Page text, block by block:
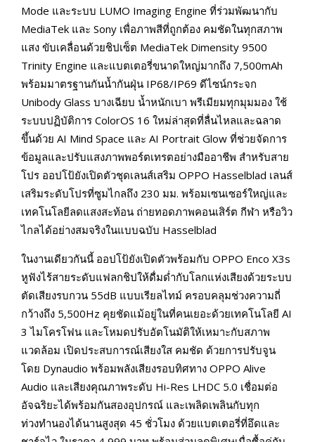
Mode และระบบ LUMO Imaging Engine ที่ร่วมพัฒนากับ
MediaTek และ Sony เพื่อภาพสีที่ถูกต้อง คมชัดในทุกสภาพ
แสง ขับเคลื่อนด้วยชิปเซ็ต MediaTek Dimensity 9500
Trinity Engine และแบตเตอรี่ขนาดใหญ่มากถึง 7,500mAh
พร้อมมาตรฐานกันน้ำกันฝุ่น IP68/IP69 ดีไซน์กระจก
Unibody Glass บางเฉียบ น้ำหนักเบา พรีเมียมทุกมุมมอง ใช้
ระบบปฏิบัติการ ColorOS 16 ใหม่ล่าสุดที่ลื่นไหลและฉลาด
ขึ้นด้วย AI Mind Space และ AI Portrait Glow ที่ช่วยจัดการ
ข้อมูลและปรับแสงภาพพอร์ตเทรตอย่างมืออาชีพ สำหรับสาย
โปร ออปโป้ยังเปิดตัวชุดเลนส์เสริม OPPO Hasselblad เลนส์
เสริมระดับโปรที่ซูมไกลถึง 230 มม. พร้อมเซนเซอร์ใหญ่และ
เทคโนโลยีลดแสงสะท้อน ถ่ายทอดภาพคอนเสิร์ต กีฬา หรือวิว
ไกลได้อย่างสมจริงในแบบฉบับ Hasselblad
ในงานเดียวกันนี้ ออปโป้ยังเปิดตัวพร้อมกับ OPPO Enco X3s
หูฟังไร้สายระดับแฟลกชิปให้ดื่มด่ำกับโลกแห่งเสียงด้วยระบบ
ตัดเสียงรบกวน 55dB แบบเรียลไทม์ ครอบคลุมช่วงความถี่
กว้างถึง 5,500Hz คุยชัดแม้อยู่ในที่คนเยอะด้วยเทคโนโลยี AI
3 ไมโครโฟน และโหมดปรับอัตโนมัติให้เหมาะกับสภาพ
แวดล้อม เปิดประสบการณ์เสียงใส คมชัด ด้วยการปรับจูน
โดย Dynaudio พร้อมพลังเสียงรอบทิศทาง OPPO Alive
Audio และเสียงคุณภาพระดับ Hi-Res LHDC 5.0 เชื่อมต่อ
อัจฉริยะได้พร้อมกันสองอุปกรณ์ และเพลิดเพลินกับทุก
ท่วงทำนองได้นานสูงสุด 45 ชั่วโมง ด้วยแบตเตอรี่ที่อึดและ